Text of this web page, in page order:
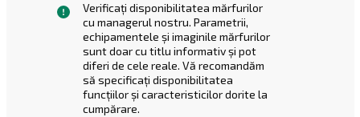
Verificați disponibilitatea mărfurilor
cu managerul nostru. Parametrii,
echipamentele și imaginile mărfurilor
sunt doar cu titlu informativ și pot
diferi de cele reale. Vă recomandăm
să specificați disponibilitatea
funcțiilor și caracteristicilor dorite la
cumpărare.